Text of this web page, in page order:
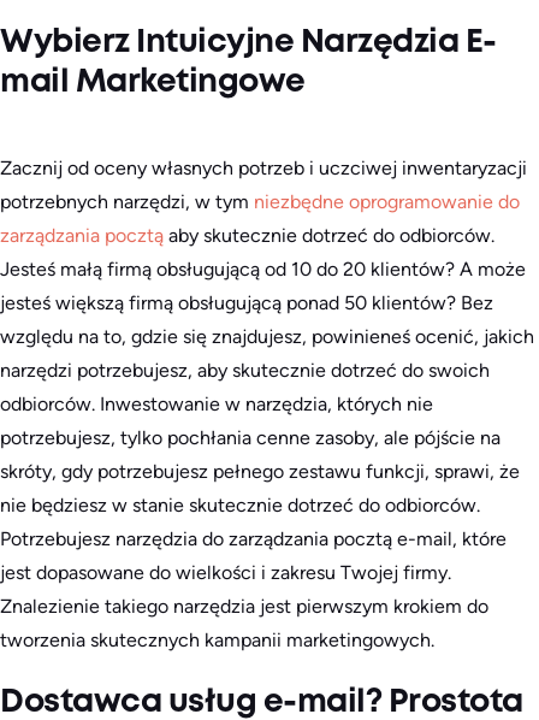
Wybierz Intuicyjne Narzędzia E-
mail Marketingowe
Zacznij od oceny własnych potrzeb i uczciwej inwentaryzacji
potrzebnych narzędzi, w tym niezbędne oprogramowanie do
zarządzania pocztą aby skutecznie dotrzeć do odbiorców.
Jesteś małą firmą obsługującą od 10 do 20 klientów? A może
jesteś większą firmą obsługującą ponad 50 klientów? Bez
względu na to, gdzie się znajdujesz, powinieneś ocenić, jakich
narzędzi potrzebujesz, aby skutecznie dotrzeć do swoich
odbiorców. Inwestowanie w narzędzia, których nie
potrzebujesz, tylko pochłania cenne zasoby, ale pójście na
skróty, gdy potrzebujesz pełnego zestawu funkcji, sprawi, że
nie będziesz w stanie skutecznie dotrzeć do odbiorców.
Potrzebujesz narzędzia do zarządzania pocztą e-mail, które
jest dopasowane do wielkości i zakresu Twojej firmy.
Znalezienie takiego narzędzia jest pierwszym krokiem do
tworzenia skutecznych kampanii marketingowych.
Dostawca usług e-mail? Prostota